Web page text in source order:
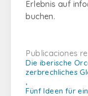
Erlebnis auf
buchen.
Publicaciones
Die iberische
zerbrechliches
Fünf Ideen für